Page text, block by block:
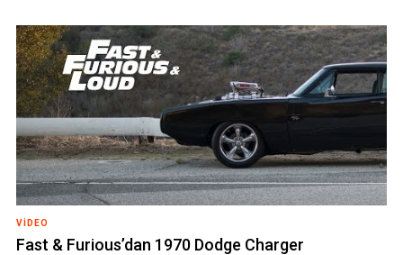
VIDEO
Fast & Furious’dan 1970 Dodge Charger